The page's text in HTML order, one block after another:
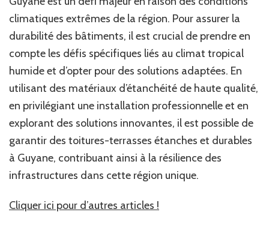
climatiques extrêmes de la région. Pour assurer la
durabilité des bâtiments, il est crucial de prendre en
compte les défis spécifiques liés au climat tropical
humide et d’opter pour des solutions adaptées. En
utilisant des matériaux d’étanchéité de haute qualité,
en privilégiant une installation professionnelle et en
explorant des solutions innovantes, il est possible de
garantir des toitures-terrasses étanches et durables
à Guyane, contribuant ainsi à la résilience des
infrastructures dans cette région unique.
Cliquer ici pour d’autres articles !